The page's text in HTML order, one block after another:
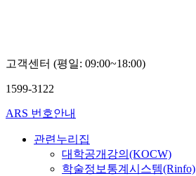
고객센터 (평일: 09:00~18:00)
1599-3122
ARS 번호안내
관련누리집
대학공개강의(KOCW)
학술정보통계시스템(Rinfo)